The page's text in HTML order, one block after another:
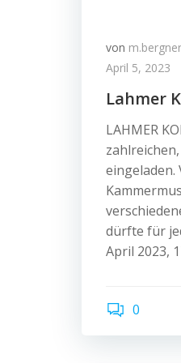
von m.bergner
April 5, 2023
Lahmer
LAHMER
eingeladen.
dürfte für
April 2023,
0